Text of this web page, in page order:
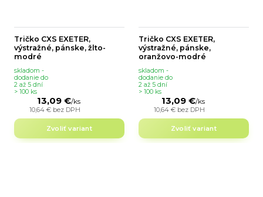
Tričko CXS EXETER,
výstražné, pánske, žlto-
modré
13,09 €/ks
10,64 € bez DPH
skladom -
dodanie do
2 až 5 dní
> 100 ks
Zvoliť variant
Tričko CXS EXETER,
výstražné, pánske,
oranžovo-modré
13,09 €/ks
10,64 € bez DPH
skladom -
dodanie do
2 až 5 dní
> 100 ks
Zvoliť variant